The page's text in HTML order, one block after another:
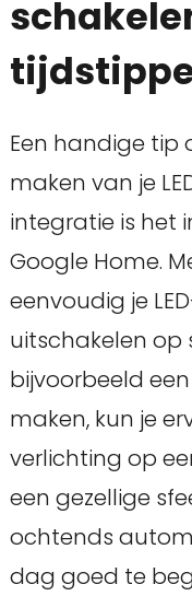
Een handige
maken van je
integratie is het
Google Home.
eenvoudig je
uitschakelen op
bijvoorbeeld
maken, kun je
verlichting op
een gezellige
ochtends
dag goed te